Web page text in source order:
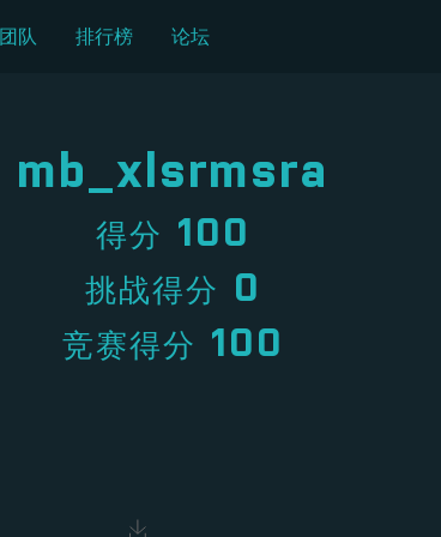
团队 排行榜 论坛
mb_xlsrmsra
得分 100
挑战得分 0
竞赛得分 100